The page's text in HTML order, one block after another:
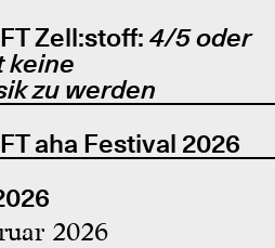
Zell:stoff: 4/5 oder
keine
zu werden
aha Festival 2026
2026